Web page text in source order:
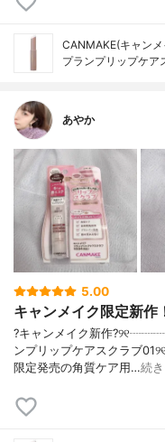
CANMAKE(キャンメ
プランプリップケア
あやか
5.00
キャンメイク限定新作
?キャンメイク新作
ンプリップケアスクラ
限定発売の角質ケア用…続